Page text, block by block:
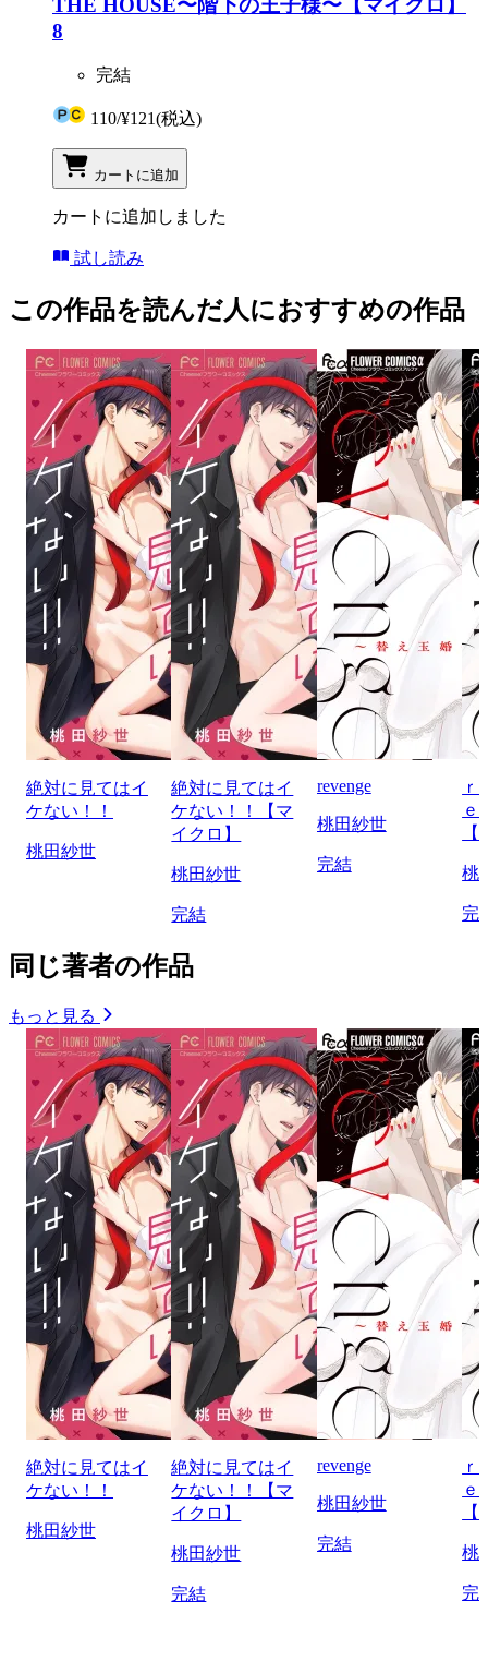
THE HOUSE〜階下の王子様〜【マイクロ】
8
完結
110/¥121(税込)
カートに追加
カートに追加しました
試し読み
この作品を読んだ人におすすめの作品
絶対に見てはイ
ケない！！
桃田紗世
絶対に見てはイ
ケない！！【マ
イクロ】
桃田紗世
完結
revenge
桃田紗世
完結
ｒ
ｅ
桃
完
同じ著者の作品
もっと見る
絶対に見てはイ
ケない！！
桃田紗世
絶対に見てはイ
ケない！！【マ
イクロ】
桃田紗世
完結
revenge
桃田紗世
完結
ｒ
ｅ
桃
完